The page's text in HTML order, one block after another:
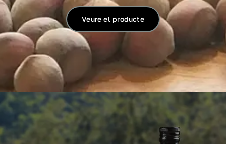
Veure el producte